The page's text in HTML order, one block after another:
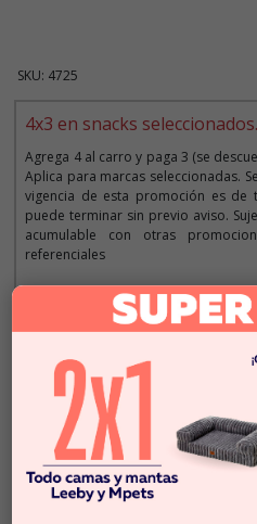
SKU: 4725
4x3 en snacks seleccionados.
Agrega 4 al carro y paga 3 (se
Aplica para marcas seleccionadas.
vigencia de esta promoción es de
puede terminar sin previo aviso.
acumulable con otras
referenciales
Descripción
$2.990
En Stock